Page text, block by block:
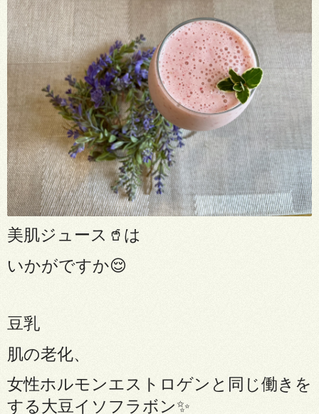
美肌ジュース 🥤 は
いかがですか😌
豆乳
肌の老化、
女性ホルモンエストロゲンと同じ働きを
する大豆イソフラボン✨